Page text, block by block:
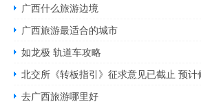
广西什么旅游边境
广西旅游最适合的城市
如龙极 轨道车攻略
北交所《转板指引》征求意见已截止 预
去广西旅游哪里好